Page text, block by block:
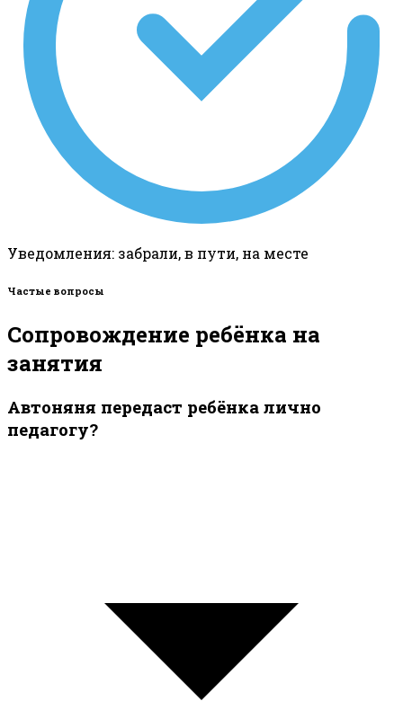
Уведомления: забрали, в пути, на месте
Частые вопросы
Сопровождение ребёнка на
занятия
Автоняня передаст ребёнка лично
педагогу?